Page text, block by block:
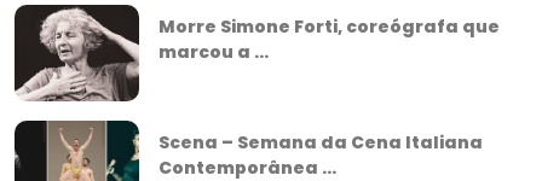
Morre Simone Forti, coreógrafa que
marcou a ...
Scena – Semana da Cena Italiana
Contemporânea ...